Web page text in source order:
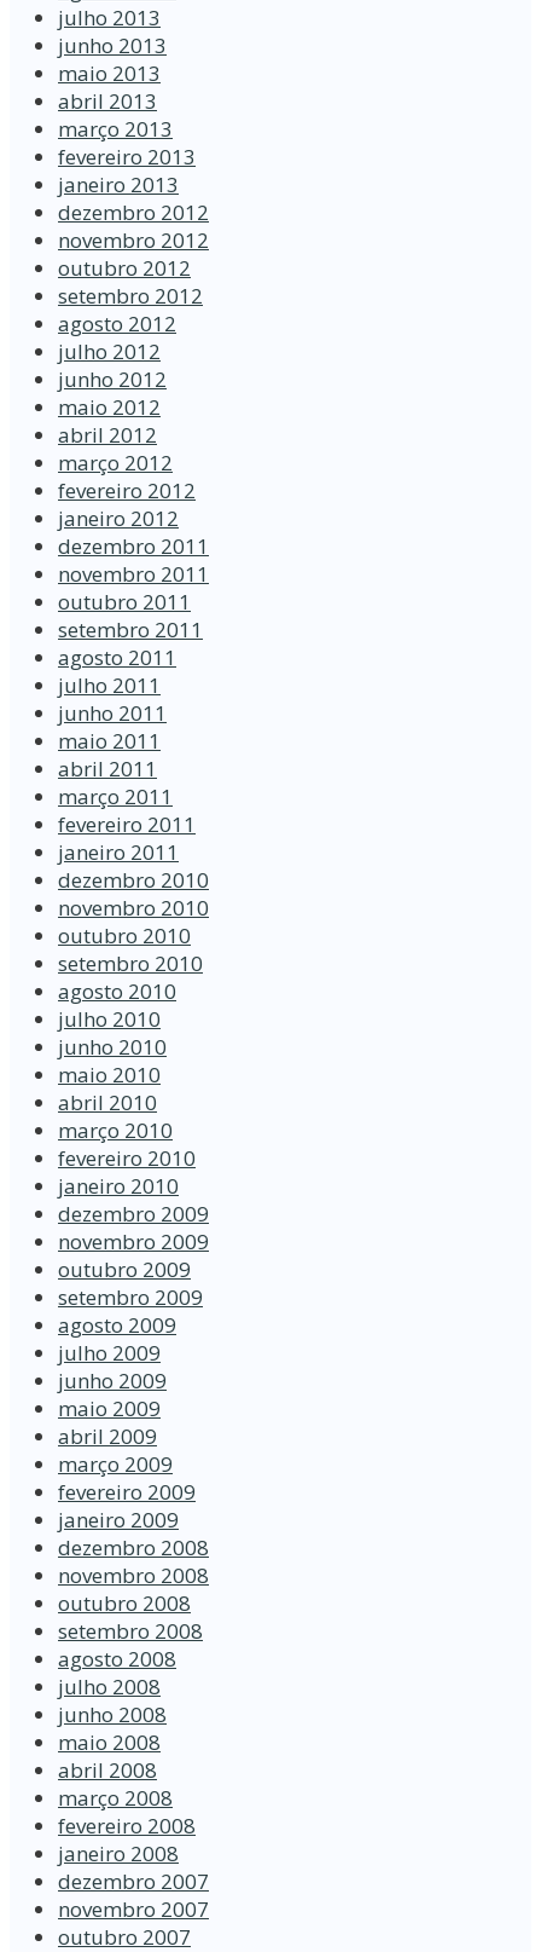
julho 2013
junho 2013
maio 2013
abril 2013
março 2013
fevereiro 2013
janeiro 2013
dezembro 2012
novembro 2012
outubro 2012
setembro 2012
agosto 2012
julho 2012
junho 2012
maio 2012
abril 2012
março 2012
fevereiro 2012
janeiro 2012
dezembro 2011
novembro 2011
outubro 2011
setembro 2011
agosto 2011
julho 2011
junho 2011
maio 2011
abril 2011
março 2011
fevereiro 2011
janeiro 2011
dezembro 2010
novembro 2010
outubro 2010
setembro 2010
agosto 2010
julho 2010
junho 2010
maio 2010
abril 2010
março 2010
fevereiro 2010
janeiro 2010
dezembro 2009
novembro 2009
outubro 2009
setembro 2009
agosto 2009
julho 2009
junho 2009
maio 2009
abril 2009
março 2009
fevereiro 2009
janeiro 2009
dezembro 2008
novembro 2008
outubro 2008
setembro 2008
agosto 2008
julho 2008
junho 2008
maio 2008
abril 2008
março 2008
fevereiro 2008
janeiro 2008
dezembro 2007
novembro 2007
outubro 2007